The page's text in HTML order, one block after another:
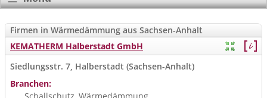
Firmen in Wärmedämmung aus Sachsen-Anhalt
KEMATHERM Halberstadt GmbH
Siedlungsstr. 7, Halberstadt (Sachsen-Anhalt)
Branchen: